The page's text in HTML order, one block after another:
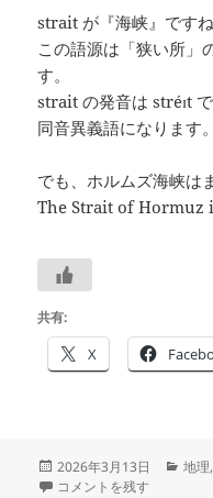
strait が『海峡』ですね
この語源は「狭い所」
す。
strait の発音は stréɪt
同音異義語になります。
でも、ホルムズ海峡は
The Strait of Hormuz
共有:
X
投
稿
2026年3月13日
カ
地理
「ホルムズ海峡」の英語－
コメントを残す